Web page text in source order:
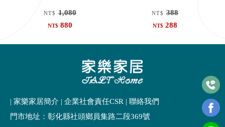
NT$ 1,080
NT$ 880
NT$ 388
NT$ 288
| 家樂家居簡介 | 企業社會責任CSR | 聯絡我們
門市地址：彰化縣社頭鄉員集路二段369號